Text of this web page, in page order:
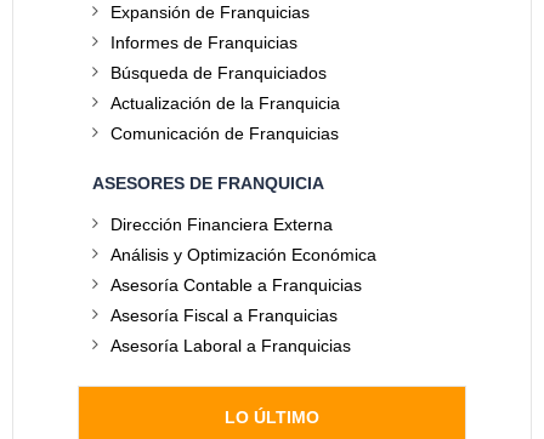
Expansión de Franquicias
Informes de Franquicias
Búsqueda de Franquiciados
Actualización de la Franquicia
Comunicación de Franquicias
ASESORES DE FRANQUICIA
Dirección Financiera Externa
Análisis y Optimización Económica
Asesoría Contable a Franquicias
Asesoría Fiscal a Franquicias
Asesoría Laboral a Franquicias
LO ÚLTIMO